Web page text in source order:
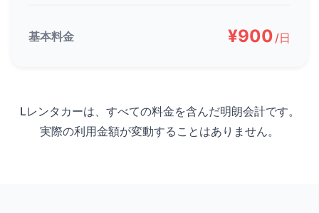
基本料金 ¥900 /日
Lレンタカーは、すべての料金を含んだ明朗会計です。
実際の利用金額が変動することはありません。